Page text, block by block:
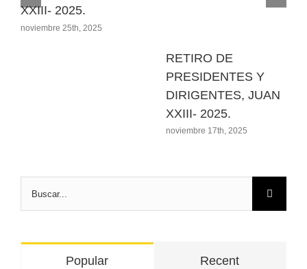
XXIII- 2025.
noviembre 25th, 2025
RETIRO DE
PRESIDENTES Y
DIRIGENTES, JUAN
XXIII- 2025.
noviembre 17th, 2025
Popular Recent